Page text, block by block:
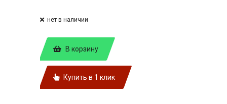
нет в наличии
В корзину
Купить в 1 клик